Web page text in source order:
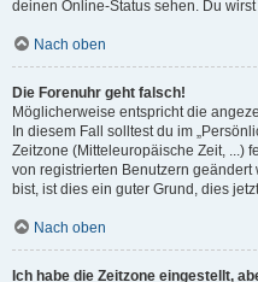
deinen Online-Status sehen. Du
Nach oben
Die Forenuhr geht falsch!
Möglicherweise entspricht die
In diesem Fall solltest du im
Zeitzone (Mitteleuropäische Zeit, ...)
von registrierten Benutzern
bist, ist dies ein guter Grund, dies
Nach oben
Ich habe die Zeitzone eingestellt,